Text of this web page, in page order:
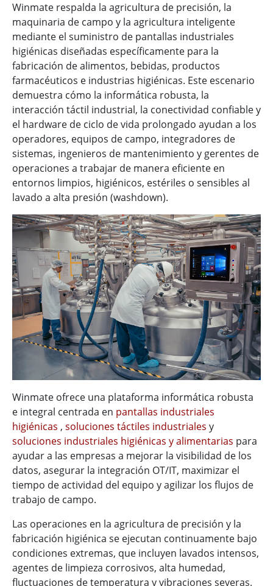
Winmate respalda la agricultura de precisión, la
maquinaria de campo y la agricultura inteligente
mediante el suministro de pantallas industriales
higiénicas diseñadas específicamente para la
fabricación de alimentos, bebidas, productos
farmacéuticos e industrias higiénicas. Este escenario
demuestra cómo la informática robusta, la
interacción táctil industrial, la conectividad confiable y
el hardware de ciclo de vida prolongado ayudan a los
operadores, equipos de campo, integradores de
sistemas, ingenieros de mantenimiento y gerentes de
operaciones a trabajar de manera eficiente en
entornos limpios, higiénicos, estériles o sensibles al
lavado a alta presión (washdown).
Winmate ofrece una plataforma informática robusta
e integral centrada en pantallas industriales
higiénicas , soluciones táctiles industriales y
soluciones industriales higiénicas y alimentarias para
ayudar a las empresas a mejorar la visibilidad de los
datos, asegurar la integración OT/IT, maximizar el
tiempo de actividad del equipo y agilizar los flujos de
trabajo de campo.
Las operaciones en la agricultura de precisión y la
fabricación higiénica se ejecutan continuamente bajo
condiciones extremas, que incluyen lavados intensos,
agentes de limpieza corrosivos, alta humedad,
fluctuaciones de temperatura y vibraciones severas.